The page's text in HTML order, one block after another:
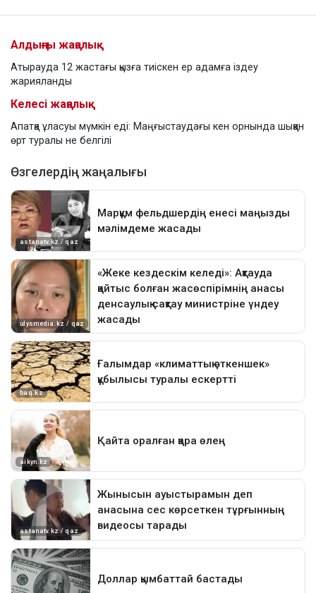
Алдыңғы жаңалық
Атырауда 12 жастағы қызға тиіскен ер адамға іздеу
жарияланды
Келесі жаңалық
Апатқа ұласуы мүмкін еді: Маңғыстаудағы кен орнында шыққан
өрт туралы не белгілі